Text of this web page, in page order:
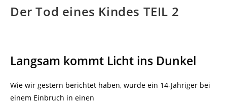
Der Tod eines Kindes TEIL 2
Langsam kommt Licht ins Dunkel
Wie wir gestern berichtet haben, wurde ein 14-Jähriger bei
einem Einbruch in einen